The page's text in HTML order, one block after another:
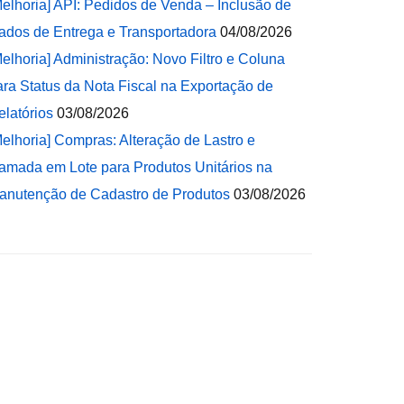
API: Pedidos de Venda – Inclusão de
de Entrega e Transportadora 04/08/2026
Administração: Novo Filtro e Coluna
Status da Nota Fiscal na Exportação de
03/08/2026
Compras: Alteração de Lastro e
em Lote para Produtos Unitários na
de Cadastro de Produtos 03/08/2026